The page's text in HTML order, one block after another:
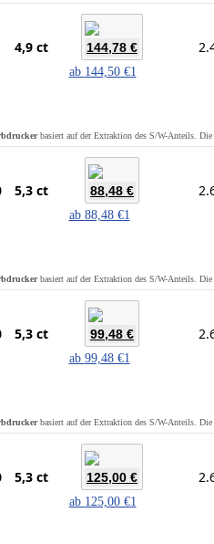
4,9 ct 144,78 €
ab 144,50 €1
basiert auf der Extraktion des S/W-Anteils. Die
5,3 ct 88,48 €
ab 88,48 €1
basiert auf der Extraktion des S/W-Anteils. Die
5,3 ct 99,48 €
ab 99,48 €1
basiert auf der Extraktion des S/W-Anteils. Die
5,3 ct 125,00 €
ab 125,00 €1